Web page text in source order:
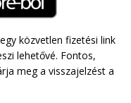
közvetlen fizetési link
lehetővé. Fontos,
meg a visszajelzést a